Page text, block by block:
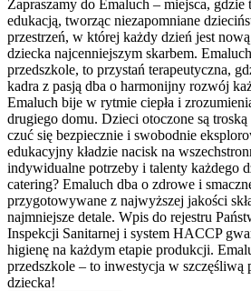
Zapraszamy do Emaluch – miejsca, gdzie
edukacją, tworząc niezapomniane
przestrzeń, w której każdy dzień jest
dziecka najcenniejszym skarbem.
przedszkole, to przystań terapeutyczna,
kadra z pasją dba o harmonijny rozwój
Emaluch bije w rytmie ciepła i
drugiego domu. Dzieci otoczone są
czuć się bezpiecznie i swobodnie
edukacyjny kładzie nacisk na
indywidualne potrzeby i talenty każdego
catering? Emaluch dba o zdrowe i
przygotowywane z najwyższej jakości
najmniejsze detale. Wpis do rejestru
Inspekcji Sanitarnej i system HACCP
higienę na każdym etapie produkcji.
przedszkole – to inwestycja w szczęśliwą
dziecka!